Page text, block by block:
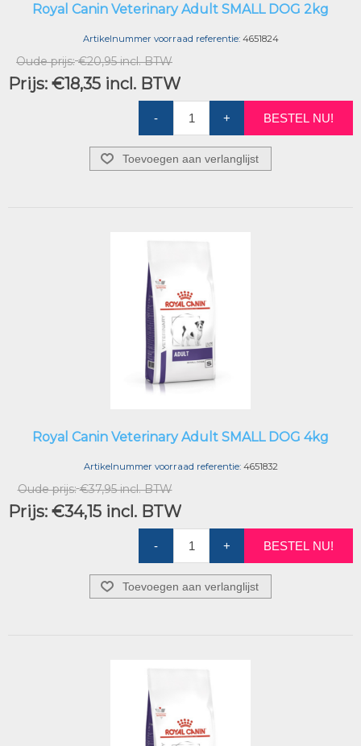
Royal Canin Veterinary Adult SMALL DOG 2kg
Artikelnummer voorraad referentie: 4651824
Oude prijs: €20,95 incl. BTW
Prijs: €18,35 incl. BTW
- + BESTEL NU!
Toevoegen aan verlanglijst
Royal Canin Veterinary Adult SMALL DOG 4kg
Artikelnummer voorraad referentie: 4651832
Oude prijs: €37,95 incl. BTW
Prijs: €34,15 incl. BTW
- + BESTEL NU!
Toevoegen aan verlanglijst